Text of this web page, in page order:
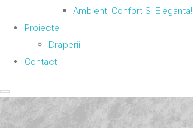
Ambient, Confort Si Eleganta!
Proiecte
Draperii
Contact